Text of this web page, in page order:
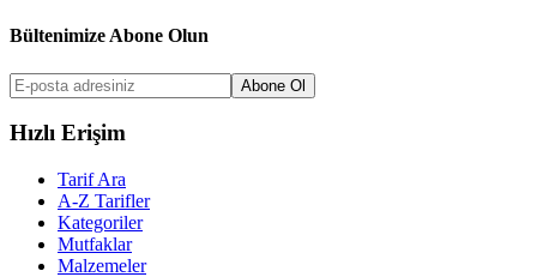
Bültenimize Abone Olun
Abone Ol
Hızlı Erişim
Tarif Ara
A-Z Tarifler
Kategoriler
Mutfaklar
Malzemeler